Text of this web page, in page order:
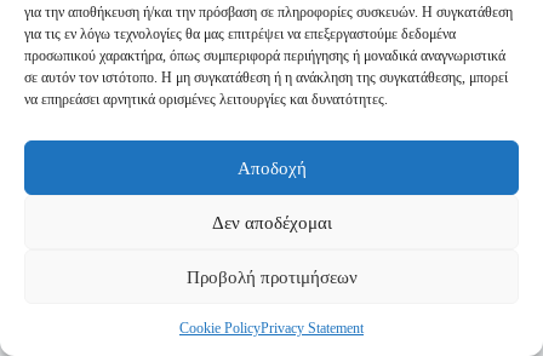
για την αποθήκευση ή/και την πρόσβαση σε πληροφορίες συσκευών. Η συγκατάθεση
για τις εν λόγω τεχνολογίες θα μας επιτρέψει να επεξεργαστούμε δεδομένα
προσωπικού χαρακτήρα, όπως συμπεριφορά περιήγησης ή μοναδικά αναγνωριστικά
σε αυτόν τον ιστότοπο. Η μη συγκατάθεση ή η ανάκληση της συγκατάθεσης, μπορεί
να επηρεάσει αρνητικά ορισμένες λειτουργίες και δυνατότητες.
Αποδοχή
Δεν αποδέχομαι
Προβολή προτιμήσεων
Cookie PolicyPrivacy Statement
Πολιτική Απορρήτου
Τρόποι Αποστολής
Τρόποι Πληρωμής